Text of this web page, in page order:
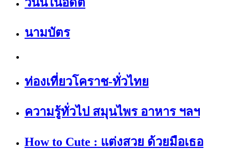
นามบัตร
ท่องเที่ยวโคราช-ทั่วไทย
ความรู้ทั่วไป สมุนไพร อาหาร ฯลฯ
How to Cute : แต่งสวย ด้วยมือเธอ